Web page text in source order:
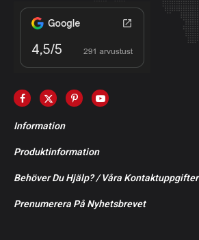
Information
Produktinformation
Behöver Du Hjälp? / Våra Kontaktuppgifter
Prenumerera På Nyhetsbrevet